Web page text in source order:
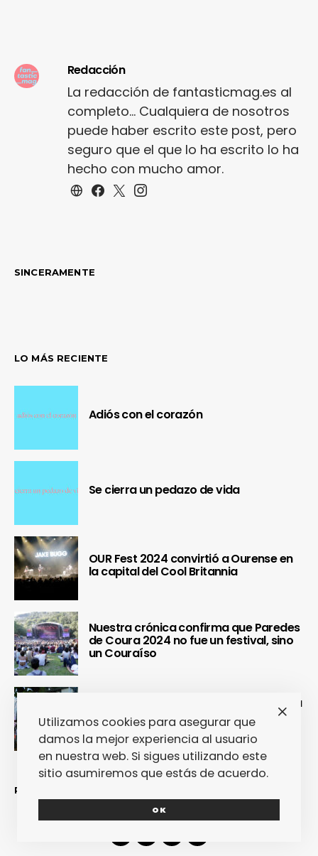
Redacción
La redacción de fantasticmag.es al
completo... Cualquiera de nosotros
puede haber escrito este post, pero
seguro que el que lo ha escrito lo ha
hecho con mucho amor.
SINCERAMENTE
LO MÁS RECIENTE
Adiós con el corazón
Se cierra un pedazo de vida
OUR Fest 2024 convirtió a Ourense en
la capital del Cool Britannia
Nuestra crónica confirma que Paredes
de Coura 2024 no fue un festival, sino
un Couraíso
Nuestra crónica del Sinsal 2024 prueba
que fue la edición más internacional y
sostenible del festival
REDES SOCIALES
Utilizamos cookies para asegurar que
damos la mejor experiencia al usuario
en nuestra web. Si sigues utilizando este
sitio asumiremos que estás de acuerdo.
OK